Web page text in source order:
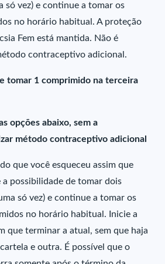
só vez) e continue a tomar os
no horário habitual. A proteção
Fem está mantida. Não é
contraceptivo adicional.
tomar 1 comprimido na terceira
opções abaixo, sem a
método contraceptivo adicional
que você esqueceu assim que
a possibilidade de tomar dois
só vez) e continue a tomar os
no horário habitual. Inicie a
que terminar a atual, sem que haja
e outra. É possível que o